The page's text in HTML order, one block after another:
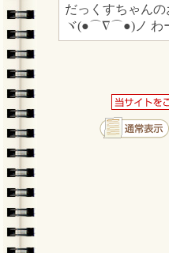
だっくすちゃん
ヾ(●⌒∇⌒●)ノ わ